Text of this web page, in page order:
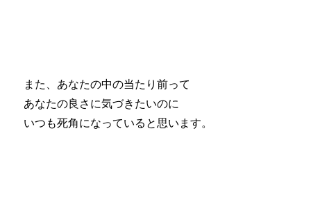
また、あなたの中の当たり前って
あなたの良さに気づきたいのに
いつも死角になっていると思います。